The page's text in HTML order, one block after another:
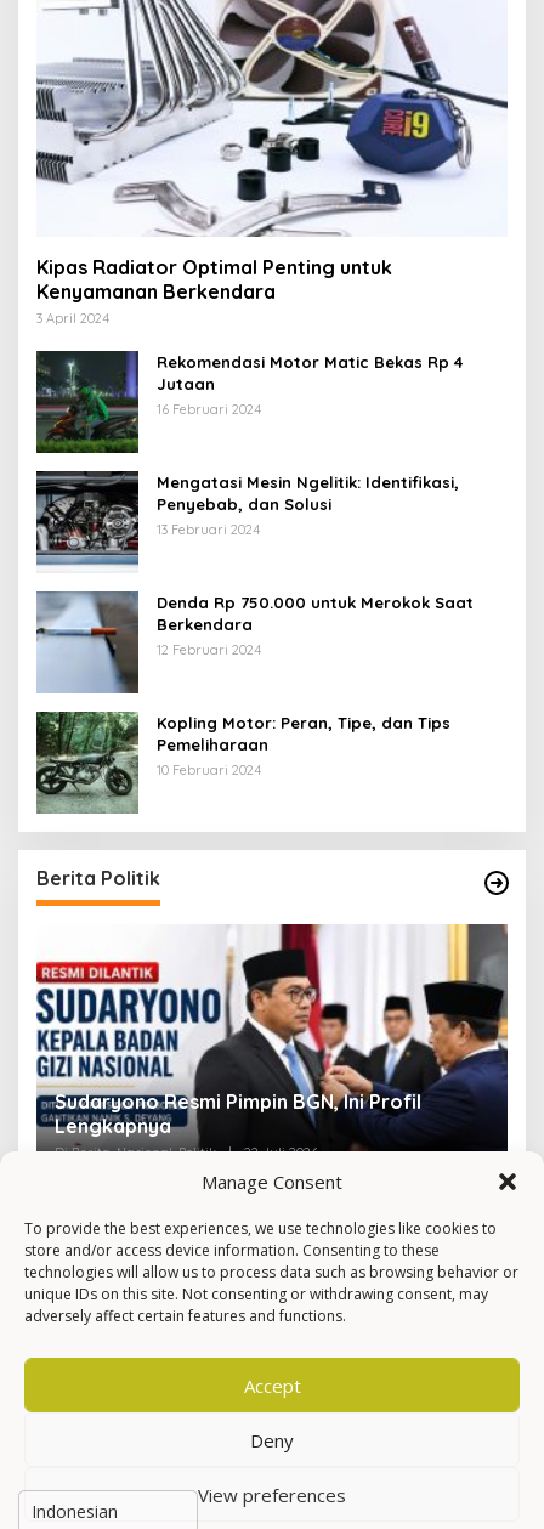
Manage Consent
To provide the best experiences, we use technologies like cookies to
store and/or access device information. Consenting to these
technologies will allow us to process data such as browsing behavior or
unique IDs on this site. Not consenting or withdrawing consent, may
adversely affect certain features and functions.
Accept
Deny
View preferences
Kipas Radiator Optimal Penting untuk
Kenyamanan Berkendara
3 April 2024
Rekomendasi Motor Matic Bekas Rp 4
Jutaan
16 Februari 2024
Mengatasi Mesin Ngelitik: Identifikasi,
Penyebab, dan Solusi
13 Februari 2024
Denda Rp 750.000 untuk Merokok Saat
Berkendara
12 Februari 2024
Kopling Motor: Peran, Tipe, dan Tips
Pemeliharaan
10 Februari 2024
Berita Politik
Sudaryono Resmi Pimpin BGN, Ini Profil
Lengkapnya
Di Berita, Nasional, Politik | 22 Juli 2026 Di
Hak Cipta © Newkarma
Privacy Policy & Terms of Service
Indeks Berita